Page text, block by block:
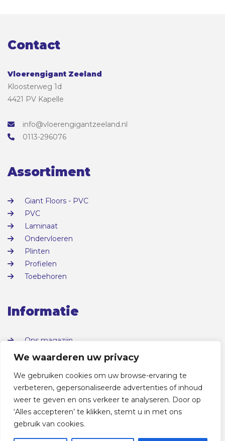
We waarderen uw privacy
We gebruiken cookies om uw browse-ervaring te
verbeteren, gepersonaliseerde advertenties of inhoud
weer te geven en ons verkeer te analyseren. Door op
‘Alles accepteren’ te klikken, stemt u in met ons
gebruik van cookies.
Contact
Vloerengigant Zeeland
Kloosterweg 1d
4421 PV Kapelle
info@vloerengigantzeeland.nl
0113-296076
Assortiment
Giant Floors - PVC
PVC
Laminaat
Ondervloeren
Plinten
Profielen
Toebehoren
Informatie
Ons magazijn